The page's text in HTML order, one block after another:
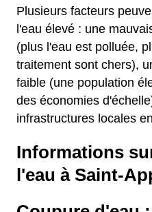
Plusieurs facteurs
l'eau élevé : une
(plus l'eau est polluée,
traitement sont chers),
faible (une population
des économies
infrastructures locales
Informations
l'eau à Saint-